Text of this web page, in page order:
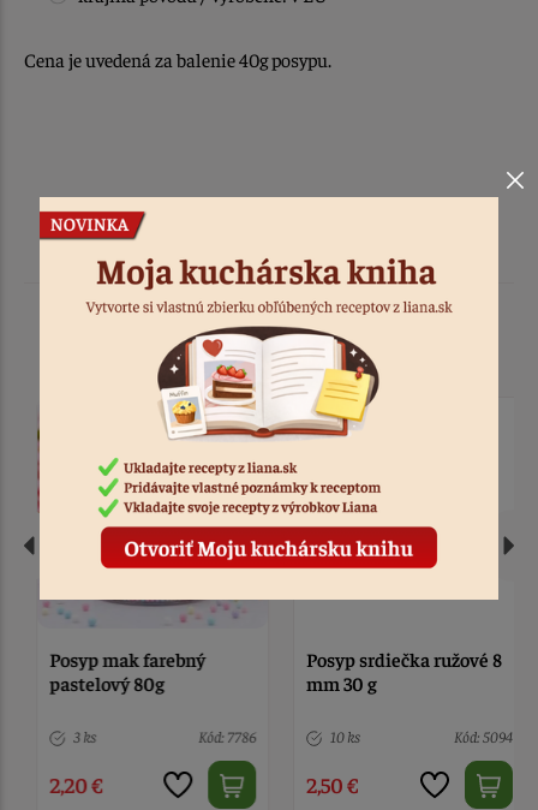
Cena je uvedená za balenie 40g posypu.
Podobné produkty
Posyp mak farebný
pastelový 80g
3 ks Kód: 7786
2,20 €
Posyp srdiečka ružové 8
mm 30 g
10 ks Kód: 5094
2,50 €